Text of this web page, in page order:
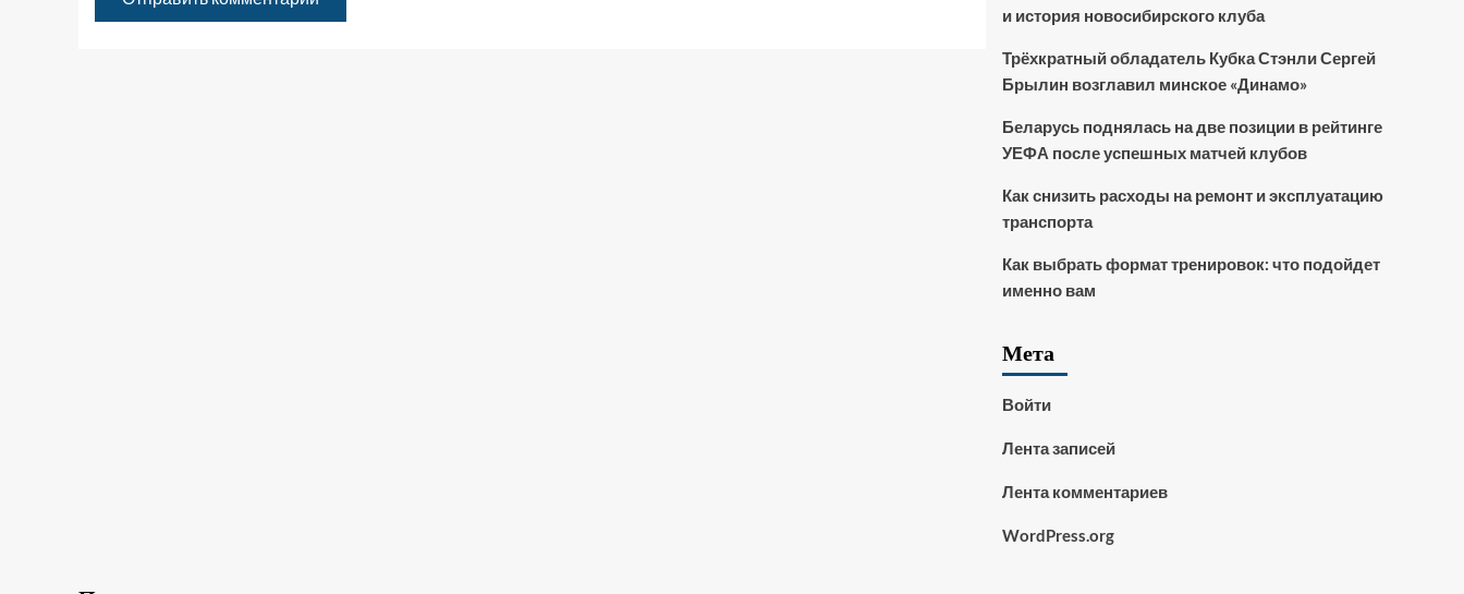
и история новосибирского клуба
Трёхкратный обладатель Кубка Стэнли Сергей
Брылин возглавил минское «Динамо»
Беларусь поднялась на две позиции в рейтинге
УЕФА после успешных матчей клубов
Как снизить расходы на ремонт и эксплуатацию
транспорта
Как выбрать формат тренировок: что подойдет
именно вам
Мета
Войти
Лента записей
Лента комментариев
WordPress.org